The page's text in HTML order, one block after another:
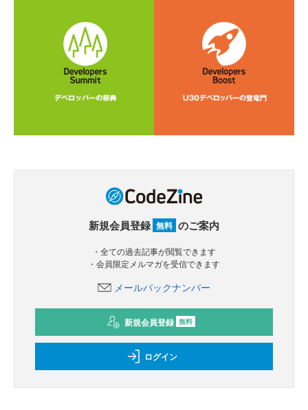
新規会員登録 無料 のご案内
・全ての過去記事が閲覧できます
・会員限定メルマガを受信できます
メールバックナンバー
新規会員登録 無料
ログイン